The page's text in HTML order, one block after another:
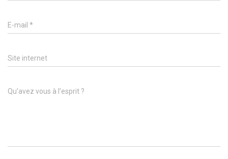
E-mail *
Site internet
Qu’avez vous à l’esprit ?